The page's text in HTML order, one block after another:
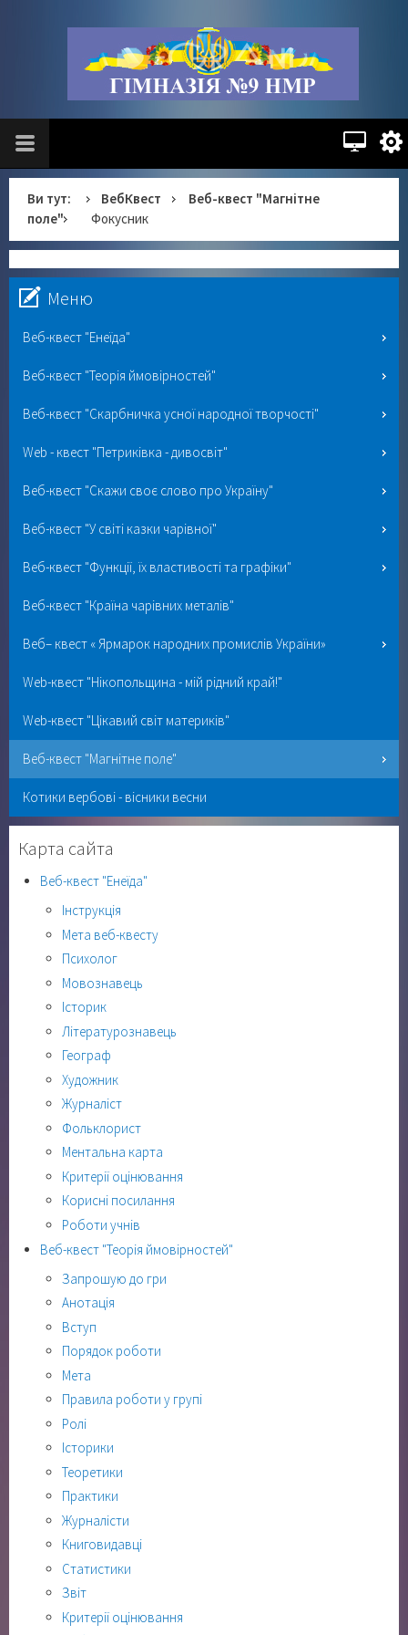
Ви тут: ВебКвест
Веб-квест "Магнітне
поле"
Фокусник
Меню
Веб-квест "Енеїда"
Веб-квест "Теорія ймовірностей"
Веб-квест "Скарбничка усної народної творчості"
Web - квест "Петриківка - дивосвіт"
Веб-квест "Скажи своє слово про Україну"
Веб-квест "У світі казки чарівної"
Веб-квест "Функції, їх властивості та графіки"
Веб-квест "Країна чарівних металів"
Веб– квест « Ярмарок народних промислів України»
Web-квест "Нікопольщина - мій рідний край!"
Web-квест "Цікавий світ материків"
Веб-квест "Магнітне поле"
Котики вербові - вісники весни
Карта сайта
Веб-квест "Енеїда"
Інструкція
Мета веб-квесту
Психолог
Мовознавець
Історик
Літературознавець
Географ
Художник
Журналіст
Фольклорист
Ментальна карта
Критерії оцінювання
Корисні посилання
Роботи учнів
Веб-квест "Теорія ймовірностей"
Запрошую до гри
Анотація
Вступ
Порядок роботи
Мета
Правила роботи у групі
Ролі
Історики
Теоретики
Практики
Журналісти
Книговидавці
Статистики
Звіт
Критерії оцінювання